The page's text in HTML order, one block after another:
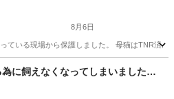
8月6日
ている現場から保護しました。 母猫はTNR済
猫 仲良し
為に飼えなくなってしまいました…